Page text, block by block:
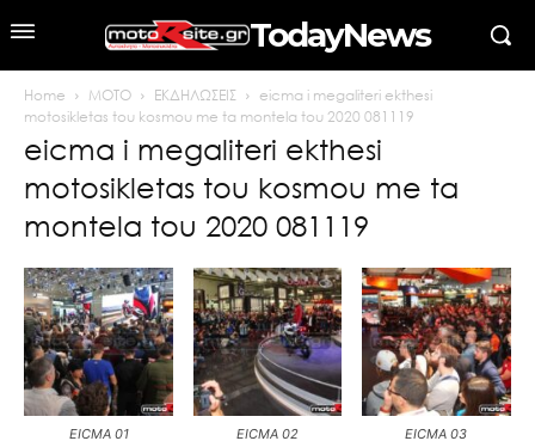
TodayNews
Home MOTO ΕΚΔΗΛΩΣΕΙΣ
eicma i megaliteri ekthesi
motosikletas tou kosmou me ta montela tou 2020 081119
eicma i megaliteri ekthesi
motosikletas tou kosmou me ta
montela tou 2020 081119
EICMA 01 EICMA 02 EICMA 03